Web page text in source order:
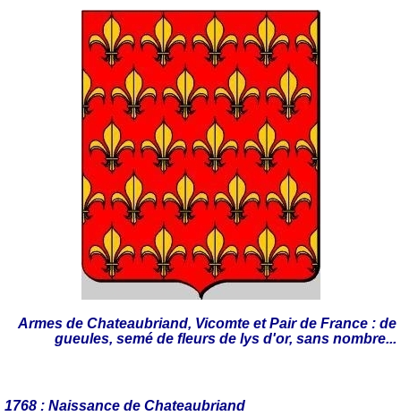
Armes de Chateaubriand, Vicomte et Pair de France : de
gueules, semé de fleurs de lys d'or, sans nombre...
1768 : Naissance de Chateaubriand